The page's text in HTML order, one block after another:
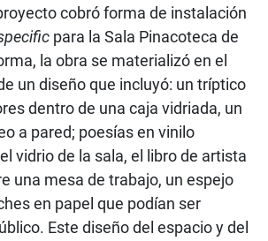
cobró forma de instalación
para la Sala Pinacoteca de
la obra se materializó en el
un diseño que incluyó: un tríptico
dentro de una caja vidriada, un
a pared; poesías en vinilo
vidrio de la sala, el libro de artista
una mesa de trabajo, un espejo
en papel que podían ser
Este diseño del espacio y del